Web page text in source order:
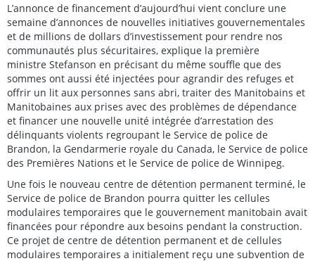
L’annonce de financement d’aujourd’hui vient conclure une
semaine d’annonces de nouvelles initiatives gouvernementales
et de millions de dollars d’investissement pour rendre nos
communautés plus sécuritaires, explique la première
ministre Stefanson en précisant du même souffle que des
sommes ont aussi été injectées pour agrandir des refuges et
offrir un lit aux personnes sans abri, traiter des Manitobains et
Manitobaines aux prises avec des problèmes de dépendance
et financer une nouvelle unité intégrée d’arrestation des
délinquants violents regroupant le Service de police de
Brandon, la Gendarmerie royale du Canada, le Service de police
des Premières Nations et le Service de police de Winnipeg.
Une fois le nouveau centre de détention permanent terminé, le
Service de police de Brandon pourra quitter les cellules
modulaires temporaires que le gouvernement manitobain avait
financées pour répondre aux besoins pendant la construction.
Ce projet de centre de détention permanent et de cellules
modulaires temporaires a initialement reçu une subvention de